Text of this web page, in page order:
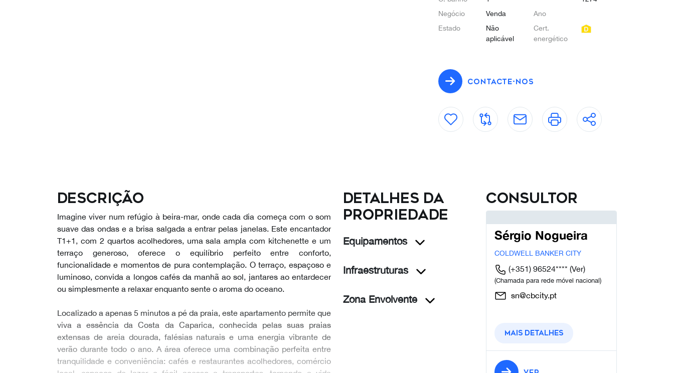
Negócio
Venda
Estado
Não
aplicável
Ano
Cert.
energético
CONTACTE-NOS
Descrição
Imagine viver num refúgio à beira-mar, onde cada dia começa com o som
suave das ondas e a brisa salgada a entrar pelas janelas. Este encantador
T1+1, com 2 quartos acolhedores, uma sala ampla com kitchenette e um
terraço generoso, oferece o equilíbrio perfeito entre conforto,
funcionalidade e momentos de pura contemplação. O terraço, espaçoso e
luminoso, convida a longos cafés da manhã ao sol, jantares ao entardecer
ou simplesmente a relaxar enquanto sente o aroma do oceano.
Localizado a apenas 5 minutos a pé da praia, este apartamento permite que
viva a essência da Costa da Caparica, conhecida pelas suas praias
extensas de areia dourada, falésias naturais e uma energia vibrante de
verão durante todo o ano. A área oferece uma combinação perfeita entre
tranquilidade e conveniência: cafés e restaurantes acolhedores, comércio
Detalhes da
propriedade
Equipamentos
Infraestruturas
Zona Envolvente
Consultor
Sérgio Nogueira
COLDWELL BANKER CITY
(+351) 96524**** (Ver)
(Chamada para rede móvel nacional)
sn@cbcity.pt
Mais detalhes